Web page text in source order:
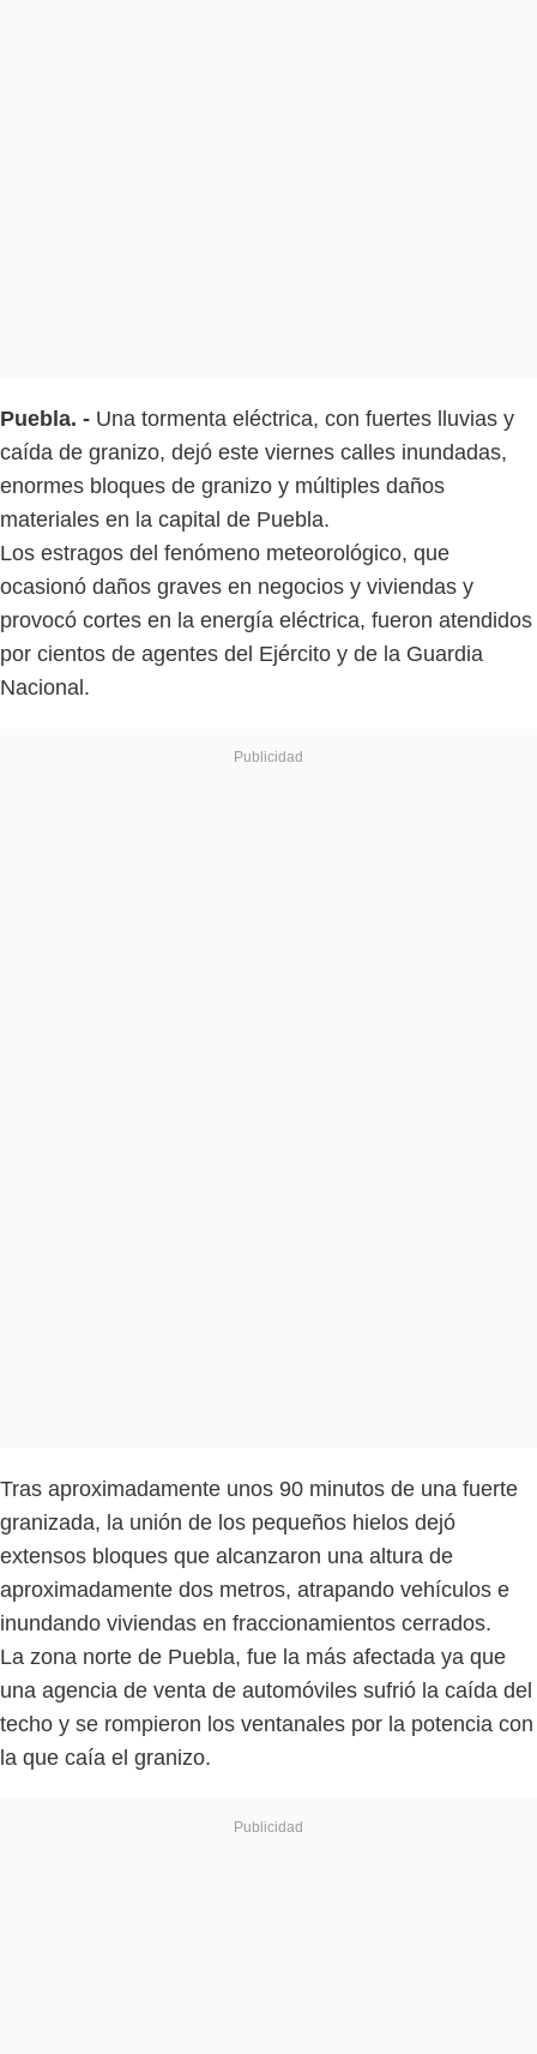
Puebla. - Una tormenta eléctrica, con fuertes lluvias y
caída de granizo, dejó este viernes calles inundadas,
enormes bloques de granizo y múltiples daños
materiales en la capital de Puebla.
Los estragos del fenómeno meteorológico, que
ocasionó daños graves en negocios y viviendas y
provocó cortes en la energía eléctrica, fueron atendidos
por cientos de agentes del Ejército y de la Guardia
Nacional.
Tras aproximadamente unos 90 minutos de una fuerte
granizada, la unión de los pequeños hielos dejó
extensos bloques que alcanzaron una altura de
aproximadamente dos metros, atrapando vehículos e
inundando viviendas en fraccionamientos cerrados.
La zona norte de Puebla, fue la más afectada ya que
una agencia de venta de automóviles sufrió la caída del
techo y se rompieron los ventanales por la potencia con
la que caía el granizo.